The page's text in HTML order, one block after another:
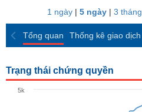
ngành
giao
dịch
So
sánh
Báo
cáo
1 ngày| 5 ngày| 3 tháng
Tổng quan Thống kê giao dịch
Trạng thái chứng quyền
5k
KINH